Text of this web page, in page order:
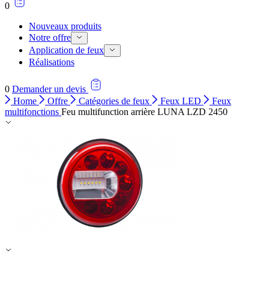
0
Nouveaux produits
Notre offre
Application de feux
Réalisations
0 Demander un devis
Home
Offre Catégories de feux Feux LED
Feux
multifonctions Feu multifunction arrière LUNA LZD 2450